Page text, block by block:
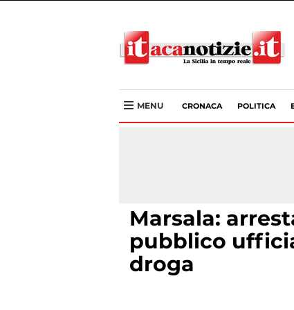
MENU CRONACA POLITICA
Marsala:
pubblico
droga